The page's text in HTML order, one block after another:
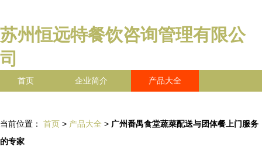
苏州恒远特餐饮咨询管理有限公
司
首页 企业简介 产品大全
当前位置： 首页 > 产品大全 > 广州番禺食堂蔬菜配送与团体餐上门服务
的专家